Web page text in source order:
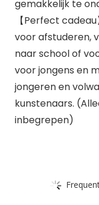
gemakkelijk te
【Perfect
voor afstuderen,
naar school of
voor jongens en
jongeren en
kunstenaars.
inbegrepen)